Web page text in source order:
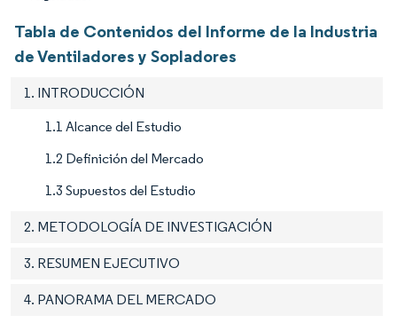
Tabla de Contenidos del Informe de la Industria
de Ventiladores y Sopladores
1. INTRODUCCIÓN
1.1 Alcance del Estudio
1.2 Definición del Mercado
1.3 Supuestos del Estudio
2. METODOLOGÍA DE INVESTIGACIÓN
3. RESUMEN EJECUTIVO
4. PANORAMA DEL MERCADO